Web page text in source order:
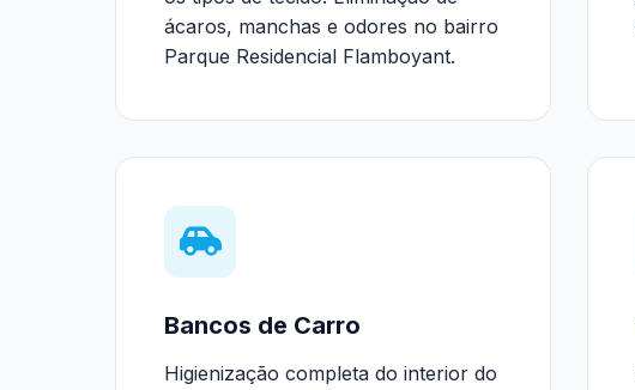
ácaros, manchas e odores no bairro
Parque Residencial Flamboyant.
Bancos de Carro
Higienização completa do interior do